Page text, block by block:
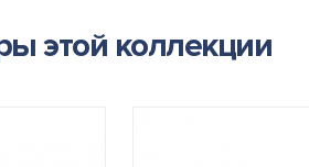
этой коллекции